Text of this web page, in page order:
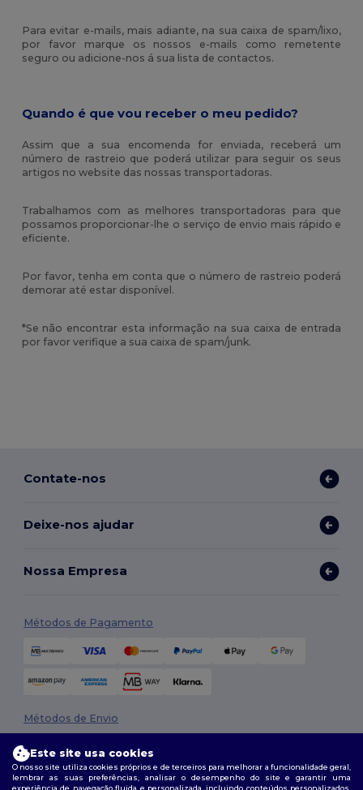
Para evitar e-mails, mais adiante, na sua caixa de spam/lixo,
por favor marque os nossos e-mails como remetente
seguro ou adicione-nos á sua lista de contactos.
Quando é que vou receber o meu pedido?
Assim que a sua encomenda for enviada, receberá um
número de rastreio que poderá utilizar para seguir os seus
artigos no website das nossas transportadoras.
Trabalhamos com as melhores transportadoras para que
possamos proporcionar-lhe o serviço de envio mais rápido e
eficiente.
Por favor, tenha em conta que o número de rastreio poderá
demorar até estar disponível.
*Se não encontrar esta informação na sua caixa de entrada
por favor verifique a sua caixa de spam/junk.
Contate-nos
Deixe-nos ajudar
Nossa Empresa
Métodos de Pagamento
Métodos de Envio
Este site usa cookies
O nosso site utiliza cookies próprios e de terceiros para melhorar a funcionalidade geral,
lembrar as suas preferências, analisar o desempenho do site e garantir uma
experiência de navegação fluida e personalizada, incluindo conteúdos personalizados,